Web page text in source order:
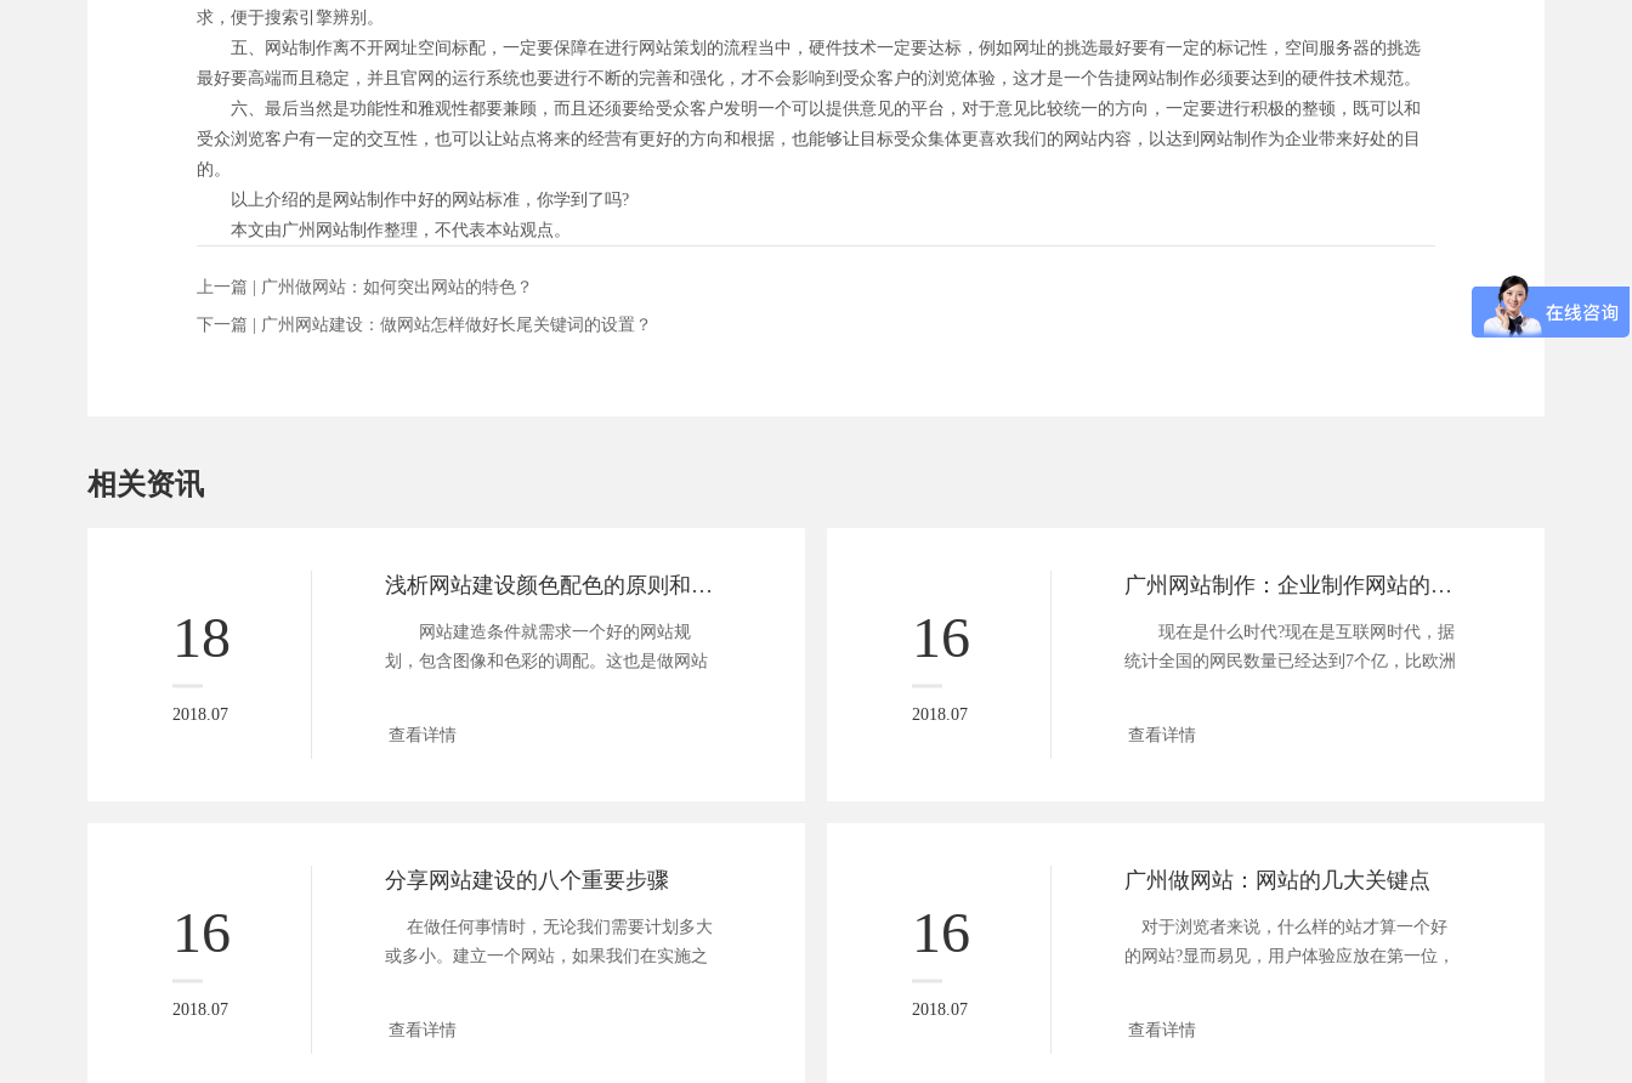
求，便于搜索引擎辨别。
五、网站制作离不开网址空间标配，一定要保障在进行网站策划的流程当中，硬件技术一定要达标，例如网址的挑选最好要有一定的标记性，空间服务器的挑选
最好要高端而且稳定，并且官网的运行系统也要进行不断的完善和强化，才不会影响到受众客户的浏览体验，这才是一个告捷网站制作必须要达到的硬件技术规范。
六、最后当然是功能性和雅观性都要兼顾，而且还须要给受众客户发明一个可以提供意见的平台，对于意见比较统一的方向，一定要进行积极的整顿，既可以和
受众浏览客户有一定的交互性，也可以让站点将来的经营有更好的方向和根据，也能够让目标受众集体更喜欢我们的网站内容，以达到网站制作为企业带来好处的目
的。
以上介绍的是网站制作中好的网站标准，你学到了吗?
本文由广州网站制作整理，不代表本站观点。
上一篇 | 广州做网站：如何突出网站的特色？
下一篇 | 广州网站建设：做网站怎样做好长尾关键词的设置？
相关资讯
18
2018.07
浅析网站建设颜色配色的原则和技巧有哪些？
网站建造条件就需求一个好的网站规
划，包含图像和色彩的调配。这也是做网站
查看详情
16
2018.07
广州网站制作：企业制作网站的重要性
现在是什么时代?现在是互联网时代，据
统计全国的网民数量已经达到7个亿，比欧洲
查看详情
16
2018.07
分享网站建设的八个重要步骤
在做任何事情时，无论我们需要计划多大
或多小。建立一个网站，如果我们在实施之
查看详情
16
2018.07
广州做网站：网站的几大关键点
对于浏览者来说，什么样的站才算一个好
的网站?显而易见，用户体验应放在第一位，
查看详情